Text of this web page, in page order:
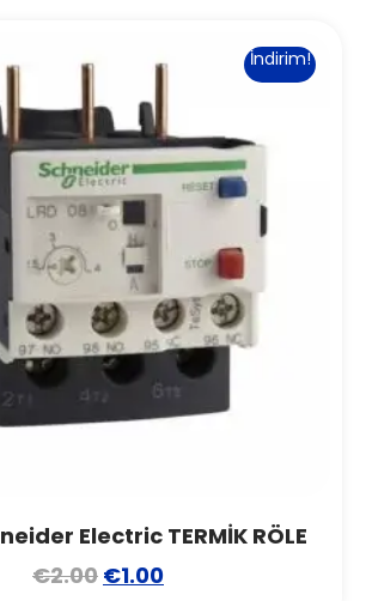
İndirim!
Electric TERMİK RÖLE
€2.00 €1.00